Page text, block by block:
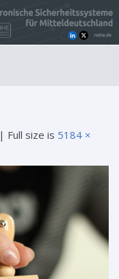
| Full size is 5184 ×